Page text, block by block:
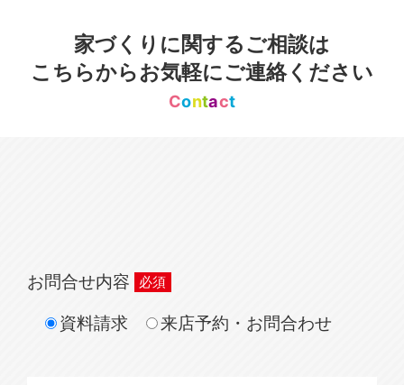
家づくりに関するご相談は
こちらからお気軽にご連絡ください
Contact
お問合せ内容
資料請求
来店予約・お問合わせ